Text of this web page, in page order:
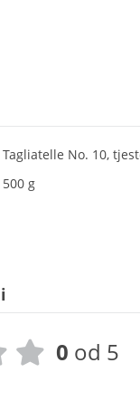
Tagliatelle No. 10,
500 g
0 od 5